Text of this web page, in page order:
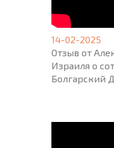
14-02-2025
Отзыв от
Израиля о
Болгарский